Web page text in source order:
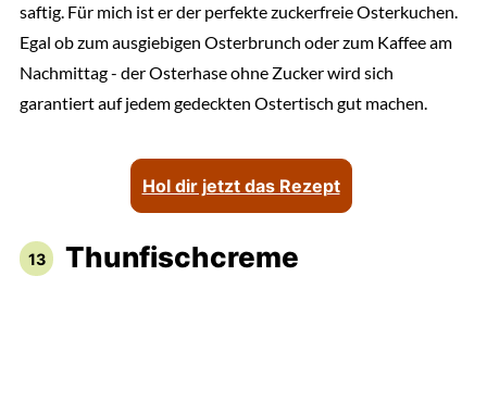
saftig. Für mich ist er der perfekte zuckerfreie Osterkuchen.
Egal ob zum ausgiebigen Osterbrunch oder zum Kaffee am
Nachmittag - der Osterhase ohne Zucker wird sich
garantiert auf jedem gedeckten Ostertisch gut machen.
Hol dir jetzt das Rezept
Thunfischcreme